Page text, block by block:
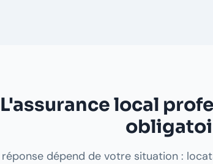
L'assurance local
réponse dépend de votre situation :